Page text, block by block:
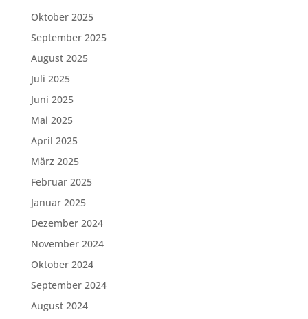
Oktober 2025
September 2025
August 2025
Juli 2025
Juni 2025
Mai 2025
April 2025
März 2025
Februar 2025
Januar 2025
Dezember 2024
November 2024
Oktober 2024
September 2024
August 2024